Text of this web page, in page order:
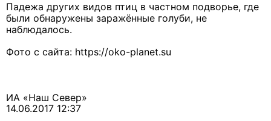
Падежа других видов птиц в частном подворье, где
были обнаружены заражённые голуби, не
наблюдалось.
Фото с сайта: https://oko-planet.su
ИА «Наш Север»
14.06.2017 12:37